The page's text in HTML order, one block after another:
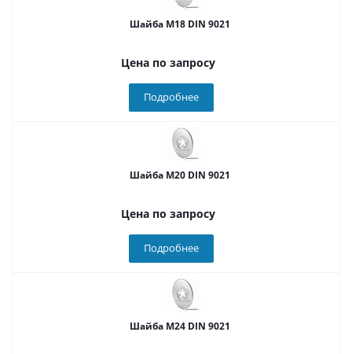
Шайба М18 DIN 9021
Цена по запросу
Подробнее
Шайба М20 DIN 9021
Цена по запросу
Подробнее
Шайба М24 DIN 9021